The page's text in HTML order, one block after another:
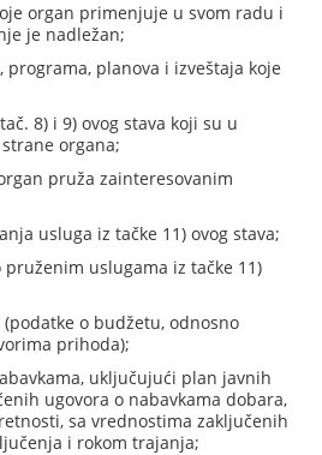
organ primenjuje u svom radu i
je nadležan;
programa, planova i izveštaja koje
8) i 9) ovog stava koji su u
organa;
pruža zainteresovanim
usluga iz tačke 11) ovog stava;
uslugama iz tačke 11)
o budžetu, odnosno
prihoda);
uključujući plan javnih
ugovora o nabavkama dobara,
sa vrednostima zaključenih
i rokom trajanja;